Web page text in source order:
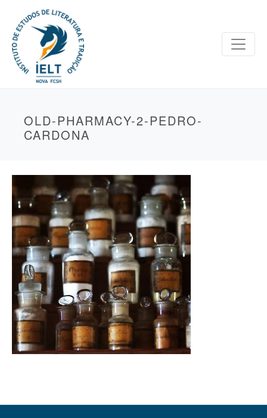
OLD-PHARMACY-2-PEDRO-
CARDONA